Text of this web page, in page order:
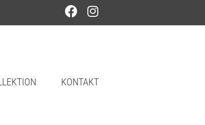
KONTAKT